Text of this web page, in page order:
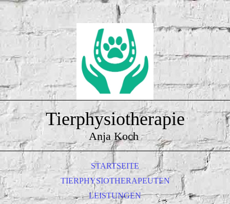
Tierphysiotherapie
Anja Koch
STARTSEITE
TIERPHYSIOTHERAPEUTEN
LEISTUNGEN